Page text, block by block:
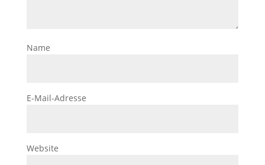
Name
E-Mail-Adresse
Website